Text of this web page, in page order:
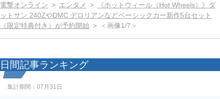
電撃オンライン エンタメ
《ホットウィール（Hot Wheels）》ダ
ットサン 240ZやDMC デロリアンなどベーシックカー新作5台セット
（限定特典付き）が予約開始
＜画像1/7＞
日間記事ランキング
集計期間： 07月31日